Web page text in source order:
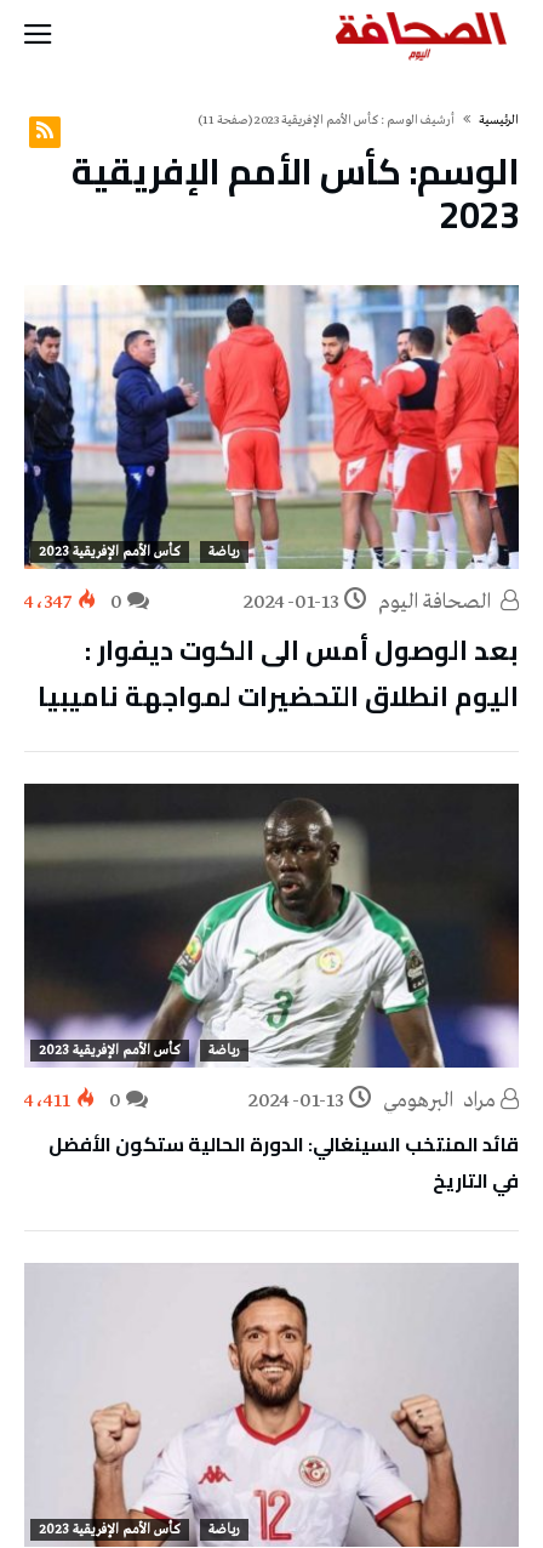
‫الرئيسية‬ ‫أرشيف الوسم :‬ كأس الأمم الإفريقية 2023 (‫صفحة‬ 11)
الوسم:كأس الأمم الإفريقية
2023
رياضة كأس الأمم الإفريقية 2023
2024-01-13 4٬347
بعد الوصول أمس الى الكوت ديفوار :
اليوم انطلاق التحضيرات لمواجهة ناميبيا
رياضة كأس الأمم الإفريقية 2023
مراد‭ ‬ البرهومي 2024-01-13 4٬411
قائد المنتخب السينغالي: الدورة الحالية ستكون الأفضل
في التاريخ
رياضة كأس الأمم الإفريقية 2023